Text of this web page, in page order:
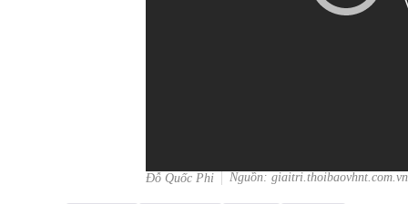
Đỗ Quốc Phi Nguồn: giaitri.thoibaovhnt.com.vn